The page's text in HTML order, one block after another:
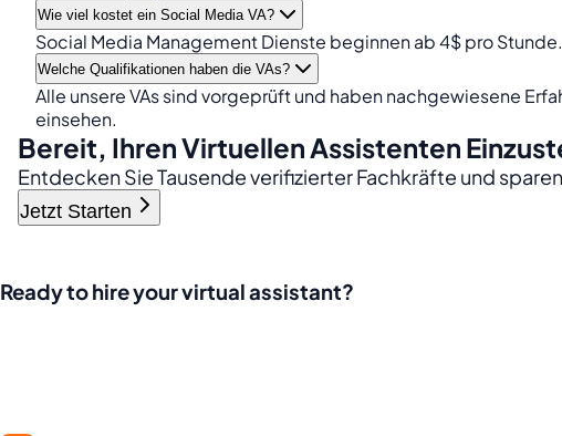
Wie viel kostet ein Social Media VA?
Social Media Management Dienste beginnen ab 4$ pro
Welche Qualifikationen haben die VAs?
Alle unsere VAs sind vorgeprüft und haben nachgewiesene
einsehen.
Bereit, Ihren Virtuellen Assistenten
Entdecken Sie Tausende verifizierter Fachkräfte und
Jetzt Starten
Ready to hire your virtual assistant?